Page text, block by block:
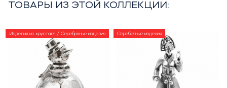
ТОВАРЫ ИЗ ЭТОЙ КОЛЛЕКЦИИ:
Изделия из хрусталя / Серебряные изделия Серебряные изделия